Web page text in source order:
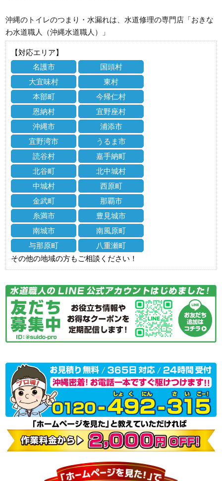
沖縄のトイレのつまり・水漏れは、水道修理の専門店「おきな
わ水道職人（沖縄水道職人）」
【対応エリア】
名護市
国頭村
大宜味村
東村
本部町
今帰仁村
恩納村
宜野座村
沖縄市
浦添市
宜野湾市
うるま市
読谷村
嘉手納町
北谷町
北中城村
中城村
西原町
金武町
那覇市
糸満市
豊見城市
南城市
南風原町
与那原町
八重瀬町
その他の地域の方もご相談ください！